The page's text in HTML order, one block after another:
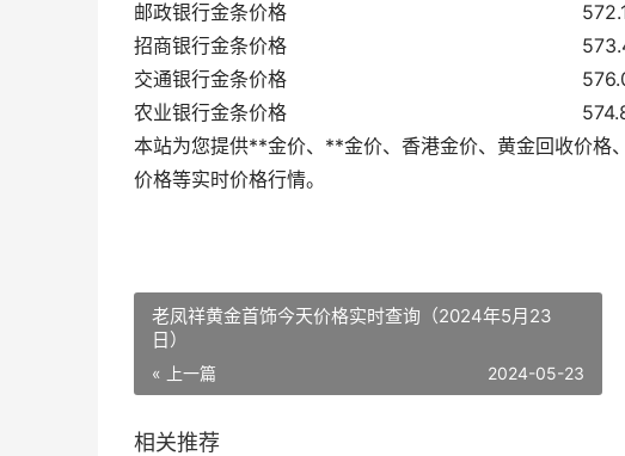
邮政银行金条价格
招商银行金条价格
交通银行金条价格
农业银行金条价格
本站为您提供**金价、**金价、香港金价、黄金回收价格
价格等实时价格行情。
老凤祥黄金首饰今天价格实时查询（2024年5月23
日）
« 上一篇 2024-05-23
相关推荐